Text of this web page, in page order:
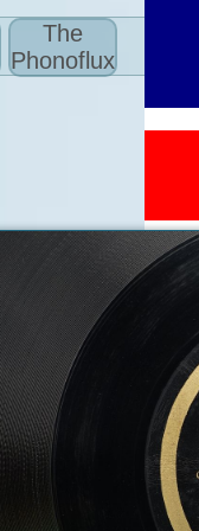
The
Phonoflux